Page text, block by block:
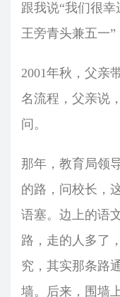
跟我说“我们很幸
王旁青头兼五一”
2001年秋，父亲
名流程，父亲说
问。
那年，教育局领
的路，问校长，
语塞。边上的语
路，走的人多了
究，其实那条路
墙。后来，围墙